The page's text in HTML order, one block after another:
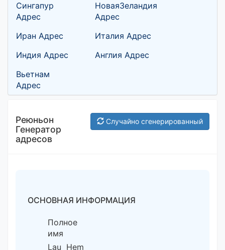
Сингапур
Адрес
НоваяЗеландия
Адрес
Иран Адрес
Италия Адрес
Индия Адрес
Англия Адрес
Вьетнам
Адрес
Случайно сгенерированный
Реюньон
Генератор
адресов
ОСНОВНАЯ ИНФОРМАЦИЯ
Полное
имя
Lau Hem